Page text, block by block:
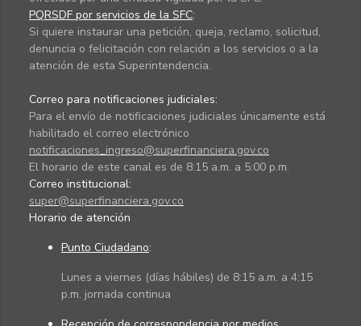
PQRSDF por servicios de la SFC:
Si quiere instaurar una petición, queja, reclamo, solicitud,
denuncia o felicitación con relación a los servicios o a la
atención de esta Superintendencia.
Correo para notificaciones judiciales:
Para el envío de notificaciones judiciales únicamente está
habilitado el correo electrónico
notificaciones_ingreso@superfinanciera.gov.co
El horario de este canal es de 8:15 a.m. a 5:00 p.m.
Correo institucional:
super@superfinanciera.gov.co
Horario de atención
Punto Ciudadano:
Lunes a viernes (días hábiles) de 8:15 a.m. a 4:15
p.m. jornada continua